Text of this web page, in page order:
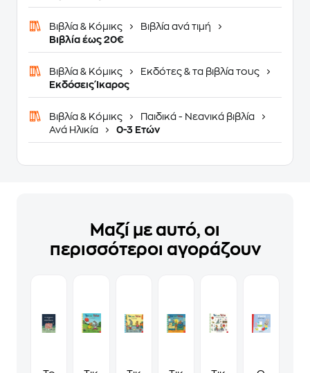
Βιβλία & Κόμικς
Βιβλία ανά τιμή
Βιβλία έως 20€
Βιβλία & Κόμικς
Εκδότες & τα βιβλία τους
Εκδόσεις Ίκαρος
Βιβλία & Κόμικς
Παιδικά - Νεανικά βιβλία
Ανά Ηλικία
0-3 Ετών
Μαζί με αυτό, οι
περισσότεροι αγοράζουν